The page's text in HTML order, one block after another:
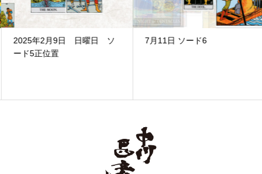
2025年2月9日 日曜日 ソ
ード5正位置
7月11日 ソード6